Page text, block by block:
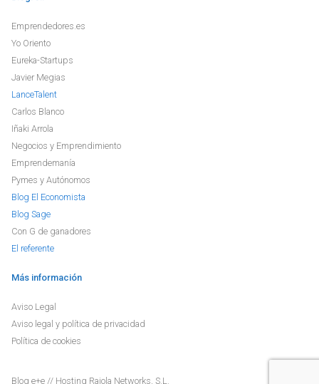
Emprendedores.es
Yo Oriento
Eureka-Startups
Javier Megias
LanceTalent
Carlos Blanco
Iñaki Arrola
Negocios y Emprendimiento
Emprendemanía
Pymes y Autónomos
Blog El Economista
Blog Sage
Con G de ganadores
El referente
Más información
Aviso Legal
Aviso legal y política de privacidad
Política de cookies
Blog e+e // Hosting Raiola Networks, S.L.